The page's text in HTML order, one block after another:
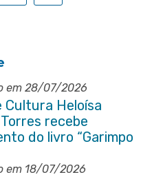
em 28/07/2026
Cultura Heloísa
recebe
do livro “Garimpo
em 18/07/2026